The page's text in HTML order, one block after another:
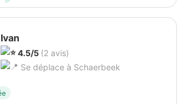
Ivan
4.5/5 (2 avis)
Se déplace à Schaerbeek